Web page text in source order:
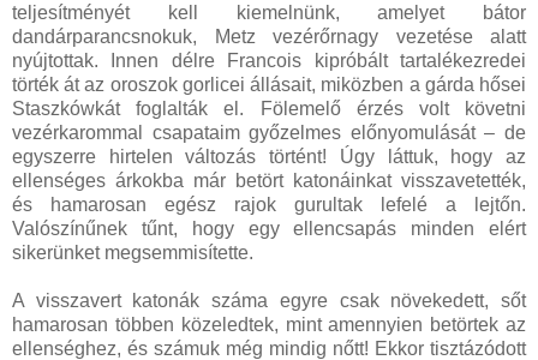
teljesítményét kell kiemelnünk, amelyet bátor
dandárparancsnokuk, Metz vezérőrnagy vezetése alatt
nyújtottak. Innen délre Francois kipróbált tartalékezredei
törték át az oroszok gorlicei állásait, miközben a gárda hősei
Staszkówkát foglalták el. Fölemelő érzés volt követni
vezérkarommal csapataim győzelmes előnyomulását – de
egyszerre hirtelen változás történt! Úgy láttuk, hogy az
ellenséges árkokba már betört katonáinkat visszavetették,
és hamarosan egész rajok gurultak lefelé a lejtőn.
Valószínűnek tűnt, hogy egy ellencsapás minden elért
sikerünket megsemmisítette.
A visszavert katonák száma egyre csak növekedett, sőt
hamarosan többen közeledtek, mint amennyien betörtek az
ellenséghez, és számuk még mindig nőtt! Ekkor tisztázódott